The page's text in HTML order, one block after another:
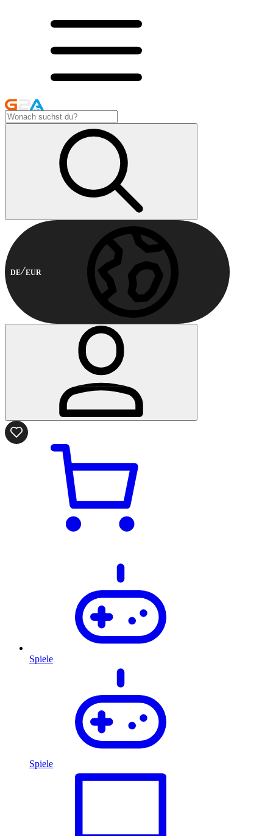
DE EUR
Spiele
Spiele